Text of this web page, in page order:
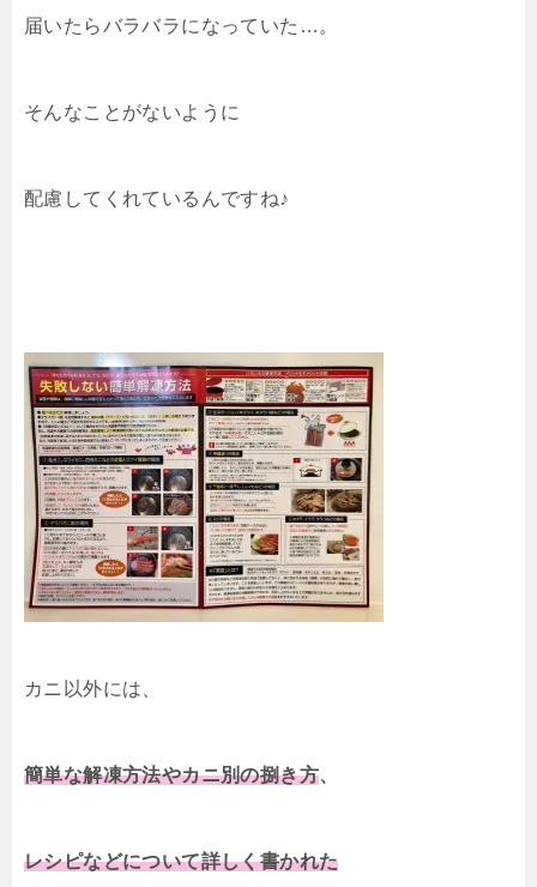
届いたらバラバラになっていた…。
そんなことがないように
配慮してくれているんですね♪
カニ以外には、
簡単な解凍方法やカニ別の捌き方、
レシピなどについて詳しく書かれた